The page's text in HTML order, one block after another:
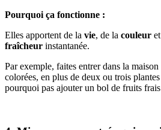
Pourquoi ça fonctionne :
Elles apportent de la vie, de la couleur
fraîcheur instantanée.
Par exemple, faites entrer dans la
colorées, en plus de deux ou trois
pourquoi pas ajouter un bol de fruits